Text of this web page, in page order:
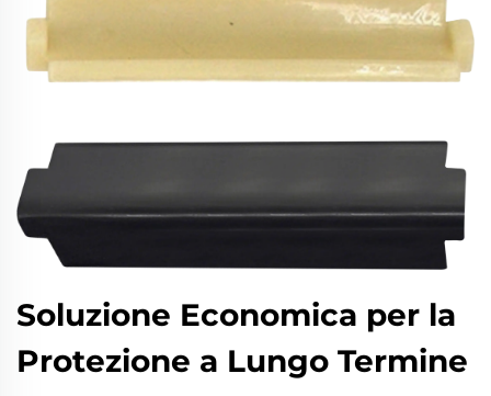
Soluzione Economica per la
Protezione a Lungo Termine